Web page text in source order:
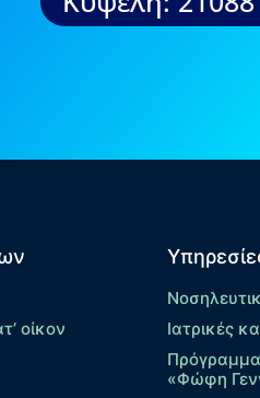
οίκον
Ιατρικές
«Φώφη